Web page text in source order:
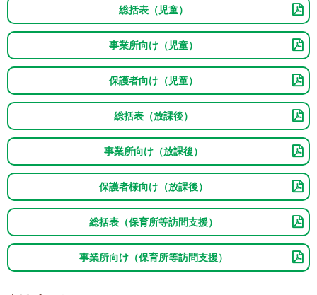
総括表（児童）
事業所向け（児童）
保護者向け（児童）
総括表（放課後）
事業所向け（放課後）
保護者様向け（放課後）
総括表（保育所等訪問支援）
事業所向け（保育所等訪問支援）